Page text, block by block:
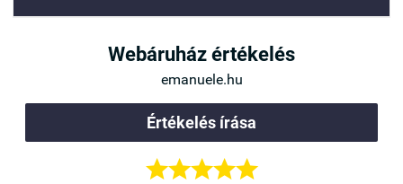
Webáruház értékelés
emanuele.hu
Értékelés írása
